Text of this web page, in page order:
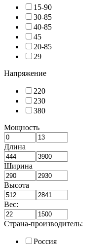
15-90
30-85
40-85
45
20-85
29
Напряжение
220
230
380
Мощность
Длина
Ширина
Высота
Вес:
Страна-производитель:
Россия